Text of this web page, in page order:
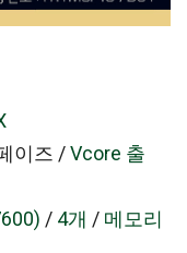
이즈 /Vcore 출
/ 4개 / 메모리